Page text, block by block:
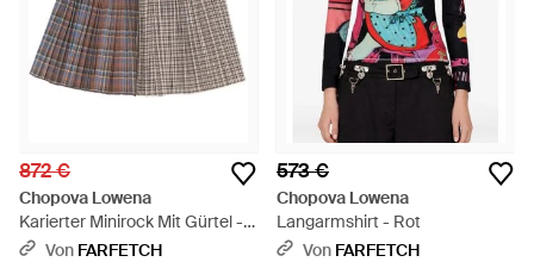
872 €
Chopova Lowena
Karierter Minirock Mit Gürtel -
Natur
Von FARFETCH
573 €
Chopova Lowena
Langarmshirt - Rot
Von FARFETCH